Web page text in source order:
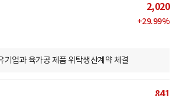
2,020
+29.99%
기업과 육가공 제품 위탁생산계약 체결